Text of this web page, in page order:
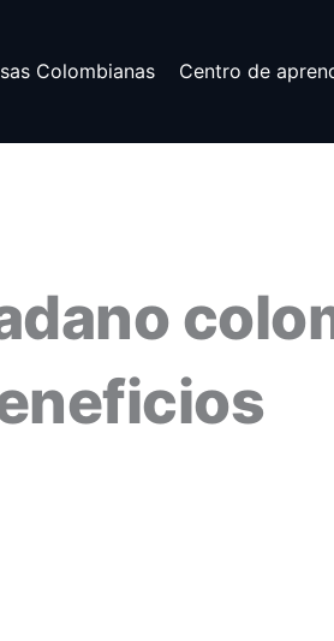
Colombianas Centro de